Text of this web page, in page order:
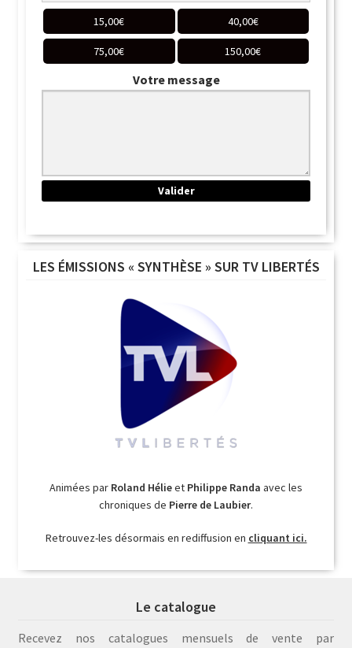
15,00€ 40,00€
75,00€ 150,00€
Votre message
LES ÉMISSIONS « SYNTHÈSE » SUR TV LIBERTÉS
Animées par Roland Hélieet Philippe Randa avec les
chroniques de Pierre de Laubier.
Retrouvez-les désormais en rediffusion en cliquant ici.
Le catalogue
Recevez nos catalogues mensuels de vente par